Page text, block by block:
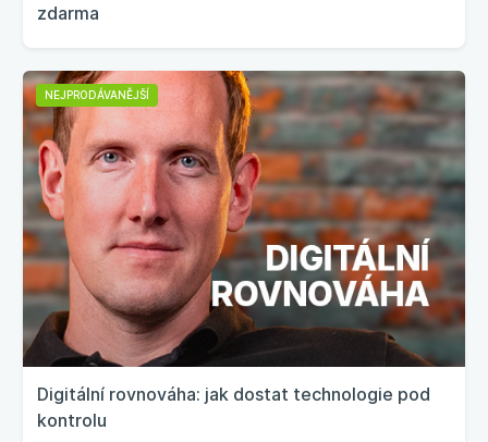
zdarma
NEJPRODÁVANĚJŠÍ
Digitální rovnováha: jak dostat technologie pod
kontrolu